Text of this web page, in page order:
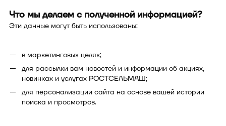
Что мы делаем с полученной информацией?
Эти данные могут быть использованы:
в маркетинговых целях;
для рассылки вам новостей и информации об акциях,
новинках и услугах РОСТСЕЛЬМАШ;
для персонализации сайта на основе вашей истории
поиска и просмотров.